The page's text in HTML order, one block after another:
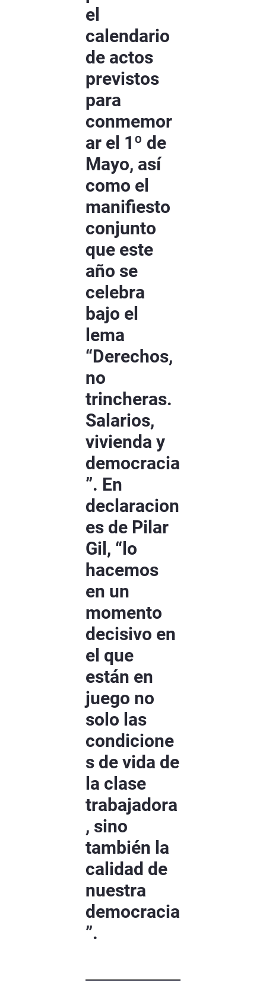
el
calendario
de actos
previstos
para
conmemor
ar el 1º de
Mayo, así
como el
manifiesto
conjunto
que este
año se
celebra
bajo el
lema
“Derechos,
no
trincheras.
Salarios,
vivienda y
democracia
”. En
declaracion
es de Pilar
Gil, “lo
hacemos
en un
momento
decisivo en
el que
están en
juego no
solo las
condicione
s de vida de
la clase
trabajadora
, sino
también la
calidad de
nuestra
democracia
”.